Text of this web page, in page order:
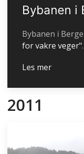
Bybanen i
Bybanen i
for vakre veger".
Les mer
2011